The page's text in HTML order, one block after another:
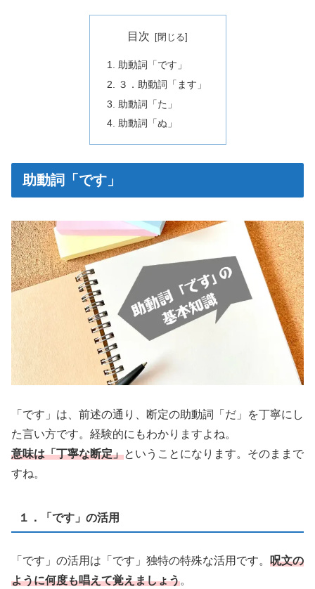
目次
助動詞「です」
３．助動詞「ます」
助動詞「た」
助動詞「ぬ」
助動詞「です」
「です」は、前述の通り、断定の助動詞「だ」を丁寧にし
た言い方です。経験的にもわかりますよね。
意味は「丁寧な断定」ということになります。そのままで
すね。
１．「です」の活用
「です」の活用は「です」独特の特殊な活用です。 呪文の
ように何度も唱えて覚えましょう。